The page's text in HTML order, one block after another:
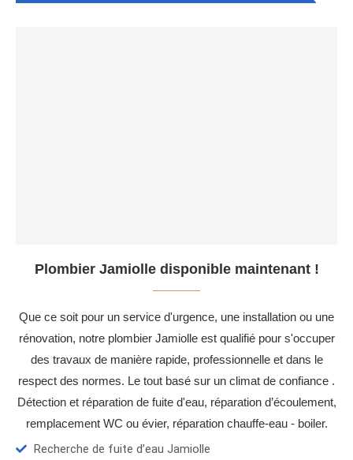
Plombier Jamiolle disponible maintenant !
Que ce soit pour un service d'urgence, une installation ou une
rénovation, notre plombier Jamiolle est qualifié pour s'occuper
des travaux de manière rapide, professionnelle et dans le
respect des normes. Le tout basé sur un climat de confiance .
Détection et réparation de fuite d'eau, réparation d’écoulement,
remplacement WC ou évier, réparation chauffe-eau - boiler.
Recherche de fuite d’eau Jamiolle